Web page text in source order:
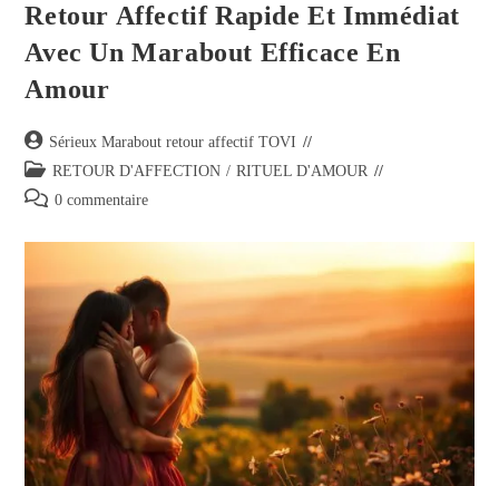
Retour Affectif Rapide Et Immédiat
Avec Un Marabout Efficace En
Amour
Sérieux Marabout retour affectif TOVI
RETOUR D'AFFECTION / RITUEL D'AMOUR
0 commentaire